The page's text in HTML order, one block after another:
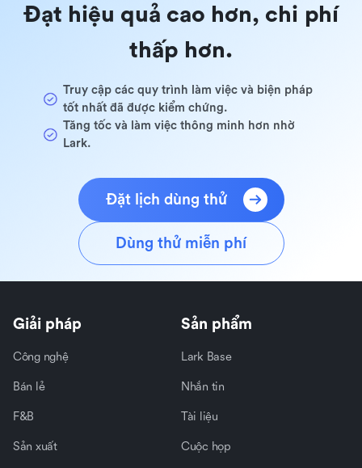
Đạt hiệu quả cao hơn, chi phí
thấp hơn.
Truy cập các quy trình làm việc và biện pháp
tốt nhất đã được kiểm chứng.
Tăng tốc và làm việc thông minh hơn nhờ
Lark.
Đặt lịch dùng thử
Dùng thử miễn phí
Giải pháp
Công nghệ
Bán lẻ
F&B
Sản xuất
Sản phẩm
Lark Base
Nhắn tin
Tài liệu
Cuộc họp